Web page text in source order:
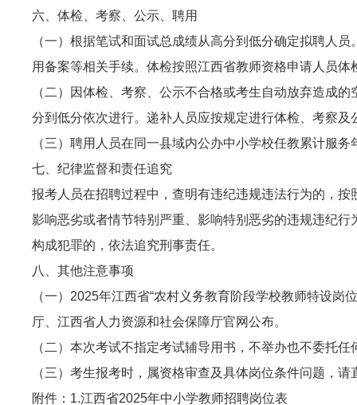
六、体检、考察、公示、聘用
（一）根据笔试和面试总成绩从高分到低分确定拟聘人
用备案等相关手续。体检按照江西省教师资格申请人员体
（二）因体检、考察、公示不合格或考生自动放弃造成
分到低分依次进行。递补人员应按规定进行体检、考察及
（三）聘用人员在同一县域内公办中小学校任教累计服务
七、纪律监督和责任追究
报考人员在招聘过程中，查明有违纪违规违法行为的，
影响恶劣或者情节特别严重、影响特别恶劣的违规违纪
构成犯罪的，依法追究刑事责任。
八、其他注意事项
（一）2025年江西省“农村义务教育阶段学校教师特设
厅、江西省人力资源和社会保障厅官网公布。
（二）本次考试不指定考试辅导用书，不举办也不委托
（三）考生报考时，属资格审查及具体岗位条件问题，
附件：1.江西省2025年中小学教师招聘岗位表